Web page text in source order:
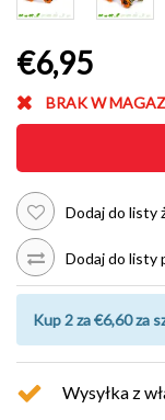
€6,95
BRAK W
Dodaj do listy
Dodaj do listy
Kup 2 za €6,60 za
Wysyłka z